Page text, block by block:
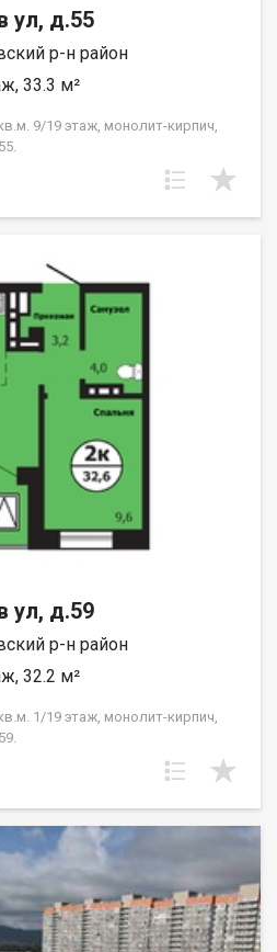
ул, д.55
р-н район
33.3 м²
9/19 этаж, монолит-кирпич,
ул, д.59
р-н район
32.2 м²
1/19 этаж, монолит-кирпич,